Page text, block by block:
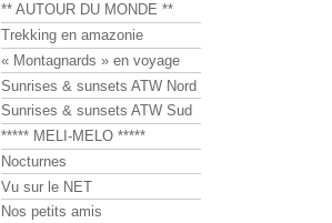
** AUTOUR DU MONDE **
Trekking en amazonie
« Montagnards » en voyage
Sunrises & sunsets ATW Nord
Sunrises & sunsets ATW Sud
***** MELI-MELO *****
Nocturnes
Vu sur le NET
Nos petits amis